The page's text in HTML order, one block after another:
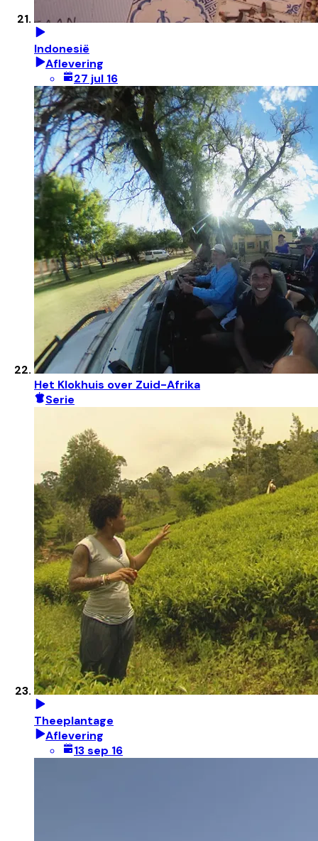
Indonesië
Aflevering
27 jul 16
Het Klokhuis over Zuid-Afrika
Serie
Theeplantage
Aflevering
13 sep 16